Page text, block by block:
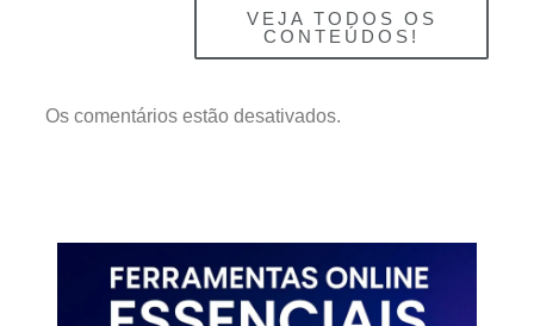
VEJA TODOS OS
CONTEÚDOS!
Os comentários estão desativados.